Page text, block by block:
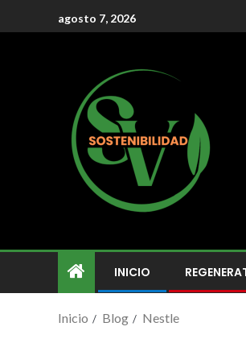
agosto 7, 2026
INICIO
Inicio Blog Nestle